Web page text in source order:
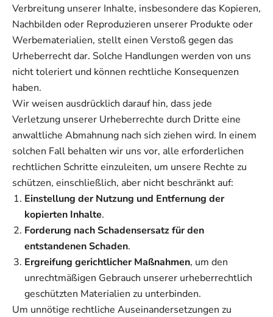
Verbreitung unserer Inhalte, insbesondere das Kopieren,
Nachbilden oder Reproduzieren unserer Produkte oder
Werbematerialien, stellt einen Verstoß gegen das
Urheberrecht dar. Solche Handlungen werden von uns
nicht toleriert und können rechtliche Konsequenzen
haben.
Wir weisen ausdrücklich darauf hin, dass jede
Verletzung unserer Urheberrechte durch Dritte eine
anwaltliche Abmahnung nach sich ziehen wird. In einem
solchen Fall behalten wir uns vor, alle erforderlichen
rechtlichen Schritte einzuleiten, um unsere Rechte zu
schützen, einschließlich, aber nicht beschränkt auf:
Einstellung der Nutzung und Entfernung der
kopierten Inhalte.
Forderung nach Schadensersatz für den
entstandenen Schaden.
Ergreifung gerichtlicher Maßnahmen, um den
unrechtmäßigen Gebrauch unserer urheberrechtlich
geschützten Materialien zu unterbinden.
Um unnötige rechtliche Auseinandersetzungen zu